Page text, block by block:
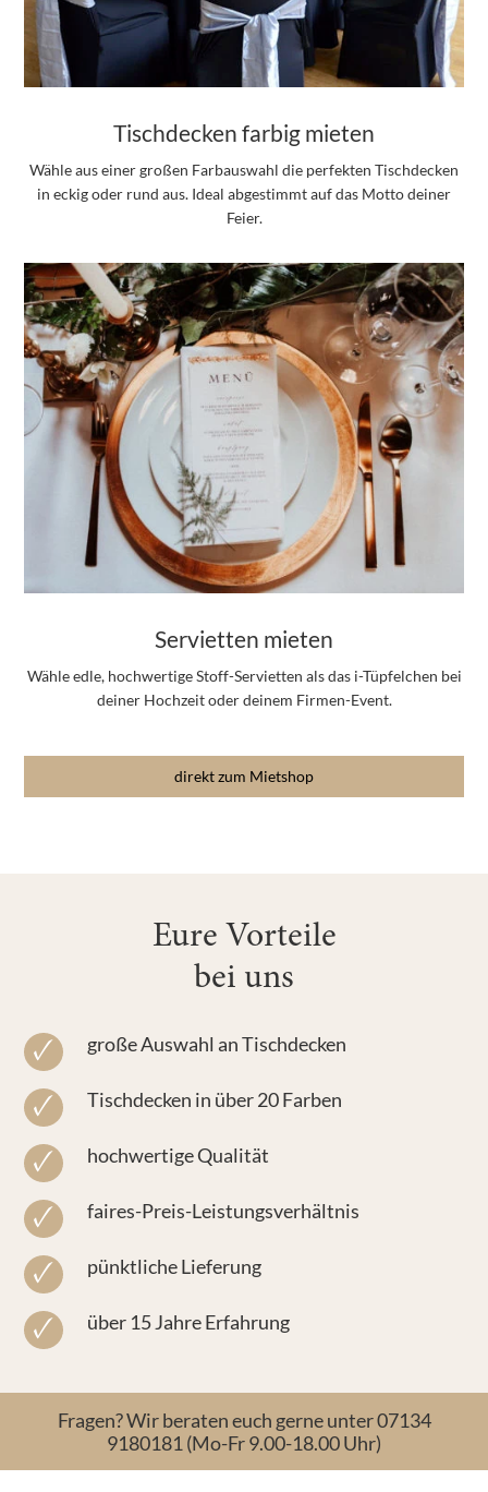
Tischdecken farbig mieten
Wähle aus einer großen Farbauswahl die perfekten Tischdecken
in eckig oder rund aus. Ideal abgestimmt auf das Motto deiner
Feier.
Servietten mieten
Wähle edle, hochwertige Stoff-Servietten als das i-Tüpfelchen bei
deiner Hochzeit oder deinem Firmen-Event.
direkt zum Mietshop
Eure Vorteile
bei uns
große Auswahl an Tischdecken
Tischdecken in über 20 Farben
hochwertige Qualität
faires-Preis-Leistungsverhältnis
pünktliche Lieferung
über 15 Jahre Erfahrung
Fragen? Wir beraten euch gerne unter 07134
9180181 (Mo-Fr 9.00-18.00 Uhr)